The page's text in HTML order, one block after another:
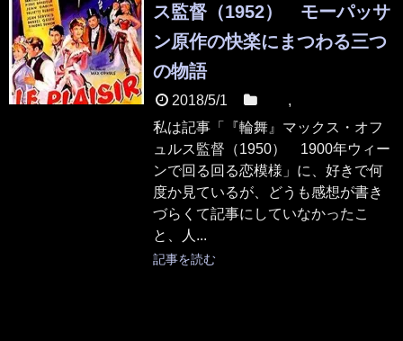
ス監督（1952） モーパッサ
ン原作の快楽にまつわる三つ
の物語
2018/5/1 ,
私は記事「『輪舞』マックス・オフ
ュルス監督（1950） 1900年ウィー
ンで回る回る恋模様」に、好きで何
度か見ているが、どうも感想が書き
づらくて記事にしていなかったこ
と、人...
記事を読む